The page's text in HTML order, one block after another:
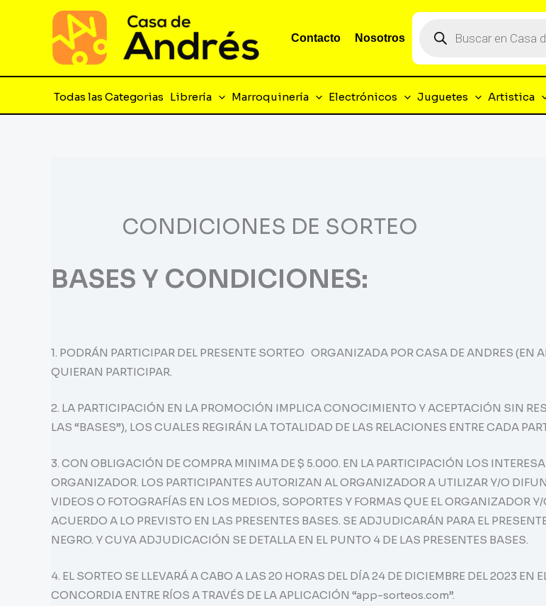
contenido
Contacto Nosotros
productos
Todas las Categorias Librería Marroquinería Electrónicos Juguetes Artistica
CONDICIONES DE SORTEO
BASES Y CONDICIONES:
1. PODRÁN PARTICIPAR DEL PRESENTE SORTEO ORGANIZADA POR CASA DE ANDRES
QUIERAN PARTICIPAR.
2. LA PARTICIPACIÓN EN LA PROMOCIÓN IMPLICA CONOCIMIENTO Y ACEPTACIÓN SIN
LAS “BASES”), LOS CUALES REGIRÁN LA TOTALIDAD DE LAS RELACIONES ENTRE CADA
3. CON OBLIGACIÓN DE COMPRA MINIMA DE $ 5.000. EN LA PARTICIPACIÓN LOS
ORGANIZADOR. LOS PARTICIPANTES AUTORIZAN AL ORGANIZADOR A UTILIZAR Y/O
VIDEOS O FOTOGRAFÍAS EN LOS MEDIOS, SOPORTES Y FORMAS QUE EL ORGANIZADOR
ACUERDO A LO PREVISTO EN LAS PRESENTES BASES. SE ADJUDICARÁN PARA EL
NEGRO. Y CUYA ADJUDICACIÓN SE DETALLA EN EL PUNTO 4 DE LAS PRESENTES BASES.
4. EL SORTEO SE LLEVARÁ A CABO A LAS 20 HORAS DEL DÍA 24 DE DICIEMBRE DEL 2023
CONCORDIA ENTRE RÍOS A TRAVÉS DE LA APLICACIÓN “app-sorteos.com”.